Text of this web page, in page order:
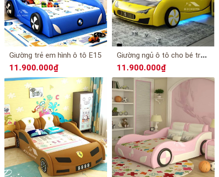
Giường trẻ em hình ô tô E15
11.900.000₫
G
iường ngủ ô tô cho bé trai E11
11.900.000₫